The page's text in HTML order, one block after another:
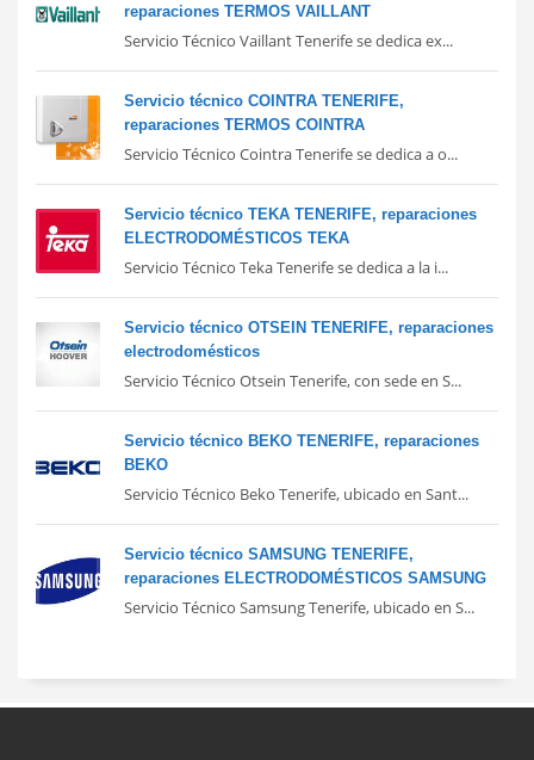
reparaciones TERMOS VAILLANT
Servicio Técnico Vaillant Tenerife se dedica ex...
Servicio técnico COINTRA TENERIFE,
reparaciones TERMOS COINTRA
Servicio Técnico Cointra Tenerife se dedica a o...
Servicio técnico TEKA TENERIFE, reparaciones
ELECTRODOMÉSTICOS TEKA
Servicio Técnico Teka Tenerife se dedica a la i...
Servicio técnico OTSEIN TENERIFE, reparaciones
electrodomésticos
Servicio Técnico Otsein Tenerife, con sede en S...
Servicio técnico BEKO TENERIFE, reparaciones
BEKO
Servicio Técnico Beko Tenerife, ubicado en Sant...
Servicio técnico SAMSUNG TENERIFE,
reparaciones ELECTRODOMÉSTICOS SAMSUNG
Servicio Técnico Samsung Tenerife, ubicado en S...